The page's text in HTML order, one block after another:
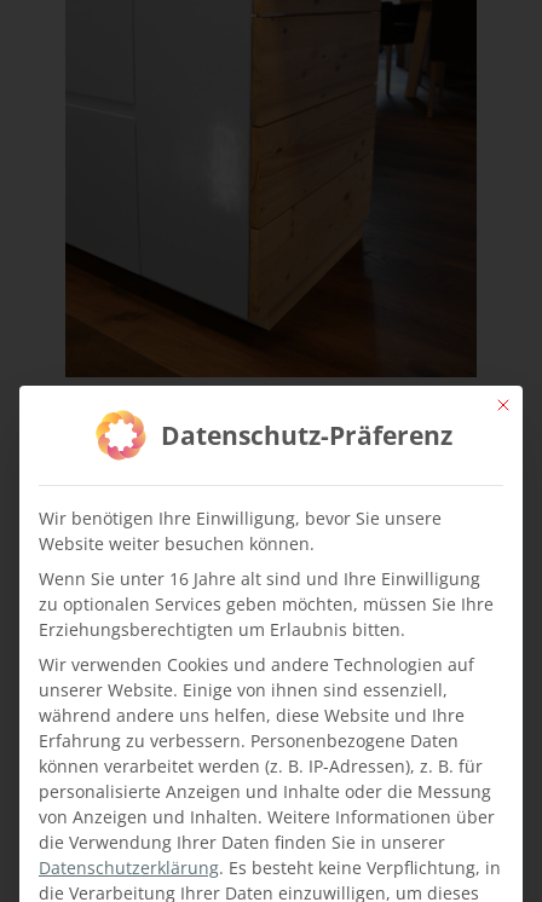
Mit
Datenschutz-Präferenz
Wir benötigen Ihre Einwilligung, bevor Sie unsere
Website weiter besuchen können.
Wenn Sie unter 16 Jahre alt sind und Ihre Einwilligung
zu optionalen Services geben möchten, müssen Sie Ihre
Erziehungsberechtigten um Erlaubnis bitten.
Wir verwenden Cookies und andere Technologien auf
unserer Website. Einige von ihnen sind essenziell,
während andere uns helfen, diese Website und Ihre
Erfahrung zu verbessern. Personenbezogene Daten
können verarbeitet werden (z. B. IP-Adressen), z. B. für
personalisierte Anzeigen und Inhalte oder die Messung
von Anzeigen und Inhalten. Weitere Informationen über
die Verwendung Ihrer Daten finden Sie in unserer
Datenschutzerklärung. Es besteht keine Verpflichtung, in
die Verarbeitung Ihrer Daten einzuwilligen, um dieses